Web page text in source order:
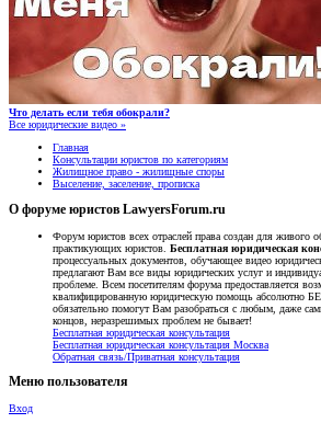
Что делать если тебя обокрали?
Все юридические видео »
Главная
Консультации юристов по категориям
Жилищное право - жилищные споры
Выселение, заселение, прописка
О форуме юристов LawyersForum.ru
Форум юристов всех отраслей права создан для живого
практикующих юристов. Бесплатная юридическая
процессуальных документов, обучающее видео
предлагают Вам все виды юридических услуг и
проблеме. Всем посетителям форума предоставляется
квалифицированную юридическую помощь
обязательно помогут Вам разобраться с любым, даже
концов, неразрешимых проблем не бывает!
Бесплатная юридическая консультация
Бесплатная юридическая консультация Москва
Обратная связь/Приватная консультация
Меню пользователя
Вход